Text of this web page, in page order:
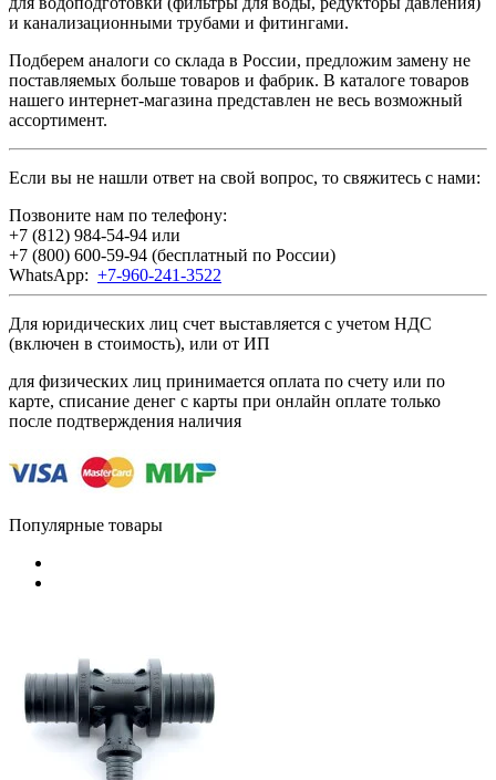
и канализационными трубами и фитингами.
Подберем аналоги со склада в России, предложим замену не
поставляемых больше товаров и фабрик. В каталоге товаров
нашего интернет-магазина представлен не весь возможный
ассортимент.
Если вы не нашли ответ на свой вопрос, то свяжитесь с нами:
Позвоните нам по телефону:
+7 (812) 984-54-94 или
+7 (800) 600-59-94 (бесплатный по России)
WhatsApp: +7-960-241-3522
Для юридических лиц счет выставляется с учетом НДС
(включен в стоимость), или от ИП
для физических лиц принимается оплата по счету или по
карте, списание денег с карты при онлайн оплате только
после подтверждения наличия
Популярные товары